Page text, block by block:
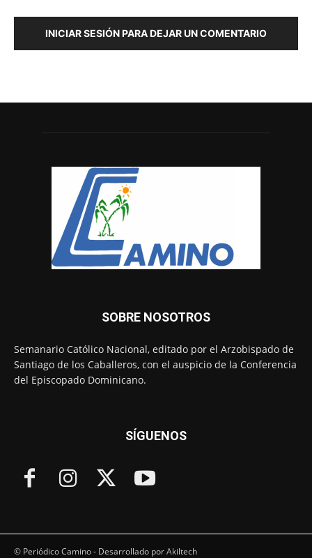
INICIAR SESIÓN PARA DEJAR UN COMENTARIO
SOBRE NOSOTROS
Semanario Católico Nacional, editado por el Arzobispado de
Santiago de los Caballeros, con el auspicio de la Conferencia
del Episcopado Dominicano.
SÍGUENOS
© Periódico Camino - Desarrollado por Akiltech